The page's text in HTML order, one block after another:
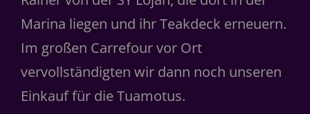
Marina liegen und ihr Teakdeck erneuern.
Im großen Carrefour vor Ort
vervollständigten wir dann noch unseren
Einkauf für die Tuamotus.